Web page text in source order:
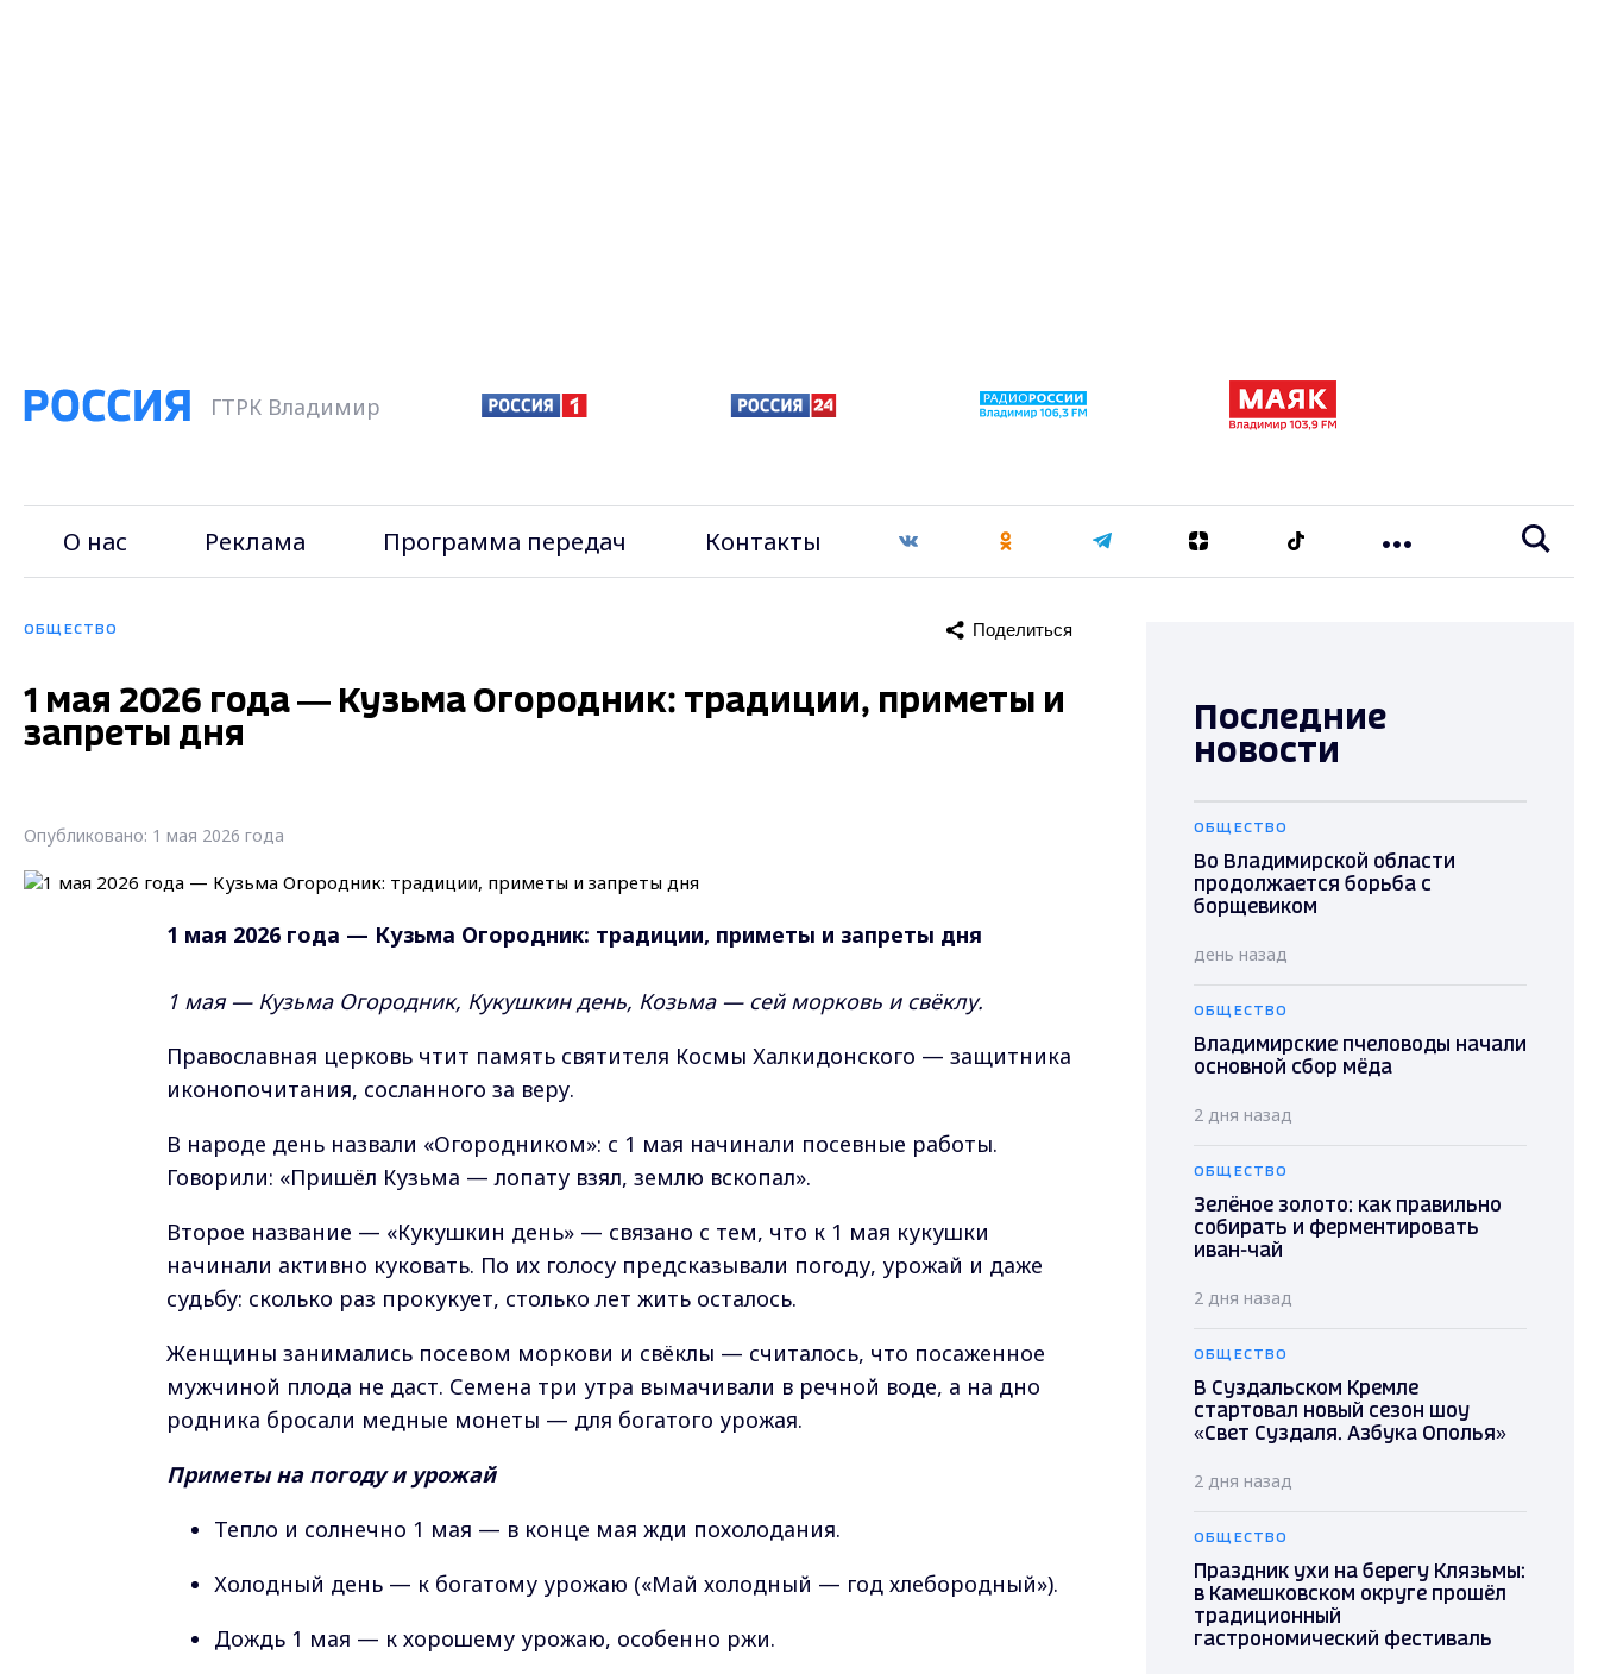
ГТРК Владимир
О нас Реклама Программа передач Контакты
ОБЩЕСТВО Поделиться
1 мая 2026 года — Кузьма Огородник: традиции, приметы и
запреты дня
Опубликовано: 1 мая 2026 года
1 мая 2026 года — Кузьма Огородник: традиции, приметы и запреты дня
1 мая — Кузьма Огородник, Кукушкин день, Козьма — сей морковь и свёклу.
Православная церковь чтит память святителя Космы Халкидонского — защитника
иконопочитания, сосланного за веру.
В народе день назвали «Огородником»: с 1 мая начинали посевные работы.
Говорили: «Пришёл Кузьма — лопату взял, землю вскопал».
Второе название — «Кукушкин день» — связано с тем, что к 1 мая кукушки
начинали активно куковать. По их голосу предсказывали погоду, урожай и даже
судьбу: сколько раз прокукует, столько лет жить осталось.
Женщины занимались посевом моркови и свёклы — считалось, что посаженное
мужчиной плода не даст. Семена три утра вымачивали в речной воде, а на дно
родника бросали медные монеты — для богатого урожая.
Приметы на погоду и урожай
Тепло и солнечно 1 мая — в конце мая жди похолодания.
Холодный день — к богатому урожаю («Май холодный — год хлебородный»).
Дождь 1 мая — к хорошему урожаю, особенно ржи.
Последние
новости
ОБЩЕСТВО
Во Владимирской области
продолжается борьба с
борщевиком
день назад
ОБЩЕСТВО
Владимирские пчеловоды начали
основной сбор мёда
2 дня назад
ОБЩЕСТВО
Зелёное золото: как правильно
собирать и ферментировать
иван-чай
2 дня назад
ОБЩЕСТВО
В Суздальском Кремле
стартовал новый сезон шоу
«Свет Суздаля. Азбука Ополья»
2 дня назад
ОБЩЕСТВО
Праздник ухи на берегу Клязьмы:
в Камешковском округе прошёл
традиционный
гастрономический фестиваль